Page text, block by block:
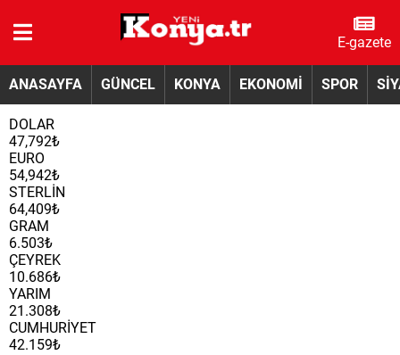
E-gazete
ANASAYFA GÜNCEL KONYA EKONOMİ SPOR
DOLAR
47,792₺
EURO
54,942₺
STERLİN
64,409₺
GRAM
6.503₺
ÇEYREK
10.686₺
YARIM
21.308₺
CUMHURİYET
42.159₺